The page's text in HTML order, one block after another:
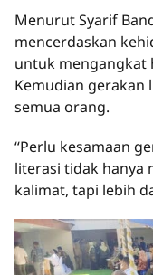
Menurut Syarif
mencerdaskan
untuk mengangkat
Kemudian gerakan
semua orang.
“Perlu kesamaan
literasi tidak hanya
kalimat, tapi lebih